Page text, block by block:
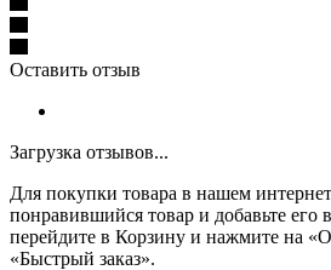
Оставить отзыв
Загрузка отзывов...
Для покупки товара в нашем
понравившийся товар и добавьте его
перейдите в Корзину и нажмите на
«Быстрый заказ».